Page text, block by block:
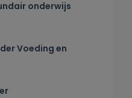
onderwijs
Voeding en